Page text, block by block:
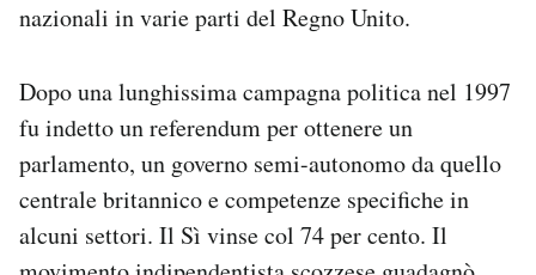
nazionali in varie parti del Regno Unito.
Dopo una lunghissima campagna politica nel 1997
fu indetto un referendum per ottenere un
parlamento, un governo semi-autonomo da quello
centrale britannico e competenze specifiche in
alcuni settori. Il Sì vinse col 74 per cento. Il